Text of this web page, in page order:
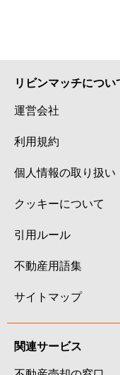
リビンマッチについ
運営会社
利用規約
個人情報の取り扱い
クッキーについて
引用ルール
不動産用語集
サイトマップ
関連サービス